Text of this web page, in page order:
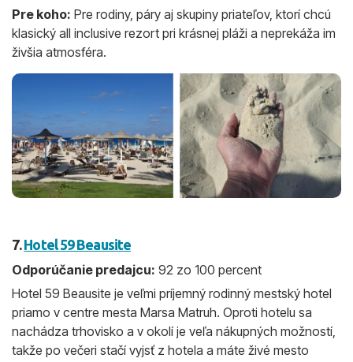
Pre koho: Pre rodiny, páry aj skupiny priateľov, ktorí chcú
klasický all inclusive rezort pri krásnej pláži a neprekáža im
živšia atmosféra.
7.Hotel 59 Beausite
Odporúčanie predajcu: 92 zo 100 percent
Hotel 59 Beausite je veľmi príjemný rodinný mestský hotel
priamo v centre mesta Marsa Matruh. Oproti hotelu sa
nachádza trhovisko a v okolí je veľa nákupných možností,
takže po večeri stačí vyjsť z hotela a máte živé mesto